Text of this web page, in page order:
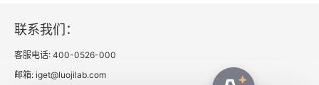
联系我们：
客服电话: 400-0526-000
邮箱: iget@luojilab.com